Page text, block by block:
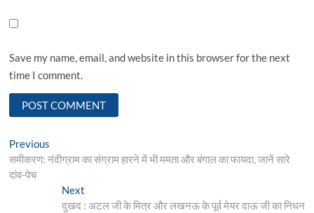
Save my name, email, and website in this browser for the next
time I comment.
Post
navigation
Previous
post:
समीकरण: नंदीग्राम का संग्राम हारने में भी ममता और बंगाल का फायदा, जानें सारे
दांव-पेच
NextNext
post:
दुखद : अटल जी के मित्र और लखनऊ के पूर्व मेयर दाऊ जी का निधन